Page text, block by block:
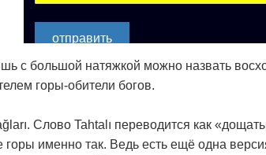
отправить
с большой натяжкой можно назвать
горы-обители богов.
Слово Tahtalı переводится как
именно так. Ведь есть ещё одна